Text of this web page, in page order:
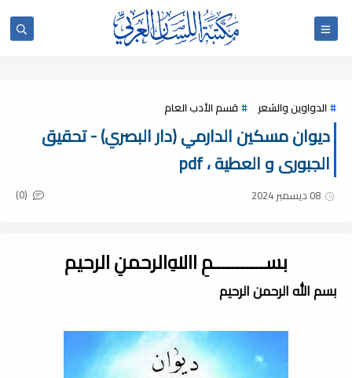
الدواوين والشعر قسم الأدب العام
ديوان مسكين الدارمي (دار البصري) - تحقيق
الجبورى و العطية ، pdf
08 ديسمبر 2024 (0)
بســـــــــــمِ اﷲِالرحمنِ الرحيم
بسم الله الرحمن الرحيم